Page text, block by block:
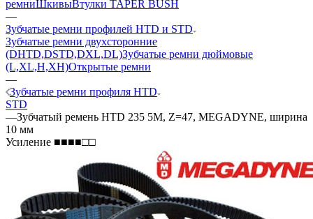
ремниШкивыВтулки TAPER BUSH
—
Зубчатые ремни профилей HTD и STD
Зубчатые ремни двухсторонние
(DHTD,DSTD,DXL,DL)Зубчатые ремни дюймовые
(L,XL,H,XH)Открытые ремни
—
Зубчатые ремни профиля HTD
STD
—Зубчатый ремень HTD 235 5M, Z=47, MEGADYNE, ширина
10 мм
Усиление ■■■■□□